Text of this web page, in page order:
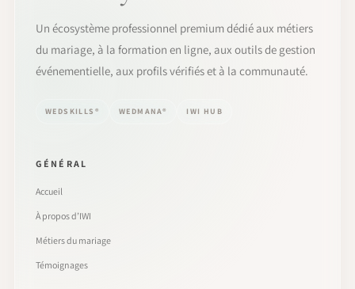
Un écosystème professionnel premium dédié aux métiers
du mariage, à la formation en ligne, aux outils de gestion
événementielle, aux profils vérifiés et à la communauté.
WEDSKILLS® WEDMANA® IWI HUB
GÉNÉRAL
Accueil
À propos d’IWI
Métiers du mariage
Témoignages